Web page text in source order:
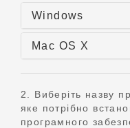
Windows
Mac OS X
2. Виберіть назву
яке потрібно
програмного